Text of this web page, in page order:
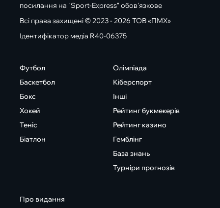
посилання на "Sport-Express" обов'язкове
Всі права захищені © 2023 - 2026 ТОВ «ПМХ»
Ідентифікатор медіа R40-06375
Футбол
Баскетбол
Бокс
Хокей
Теніс
Біатлон
Олімпіада
Кіберспорт
Інші
Рейтинг букмекерів
Рейтинг казино
Гемблінг
База знань
Турніри прогнозів
Про видання